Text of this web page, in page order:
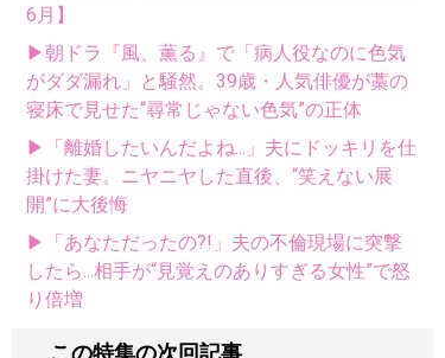
6月】
▶朝ドラ『風、薫る』で「病人役なのに色気
がダダ漏れ」と騒然。39歳・人気俳優が藁の
寝床で見せた“尋常じゃない色気”の正体
▶「離婚したいんだよね...」夫にドッキリを仕
掛けた妻。ニヤニヤした直後、“笑えない展
開”に大後悔
▶「あなただったの?!」夫の不倫現場に突撃
したら...相手が“見覚えのありすぎる女性”で怒
り倍増